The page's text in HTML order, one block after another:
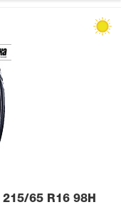
215/65 R16 98H